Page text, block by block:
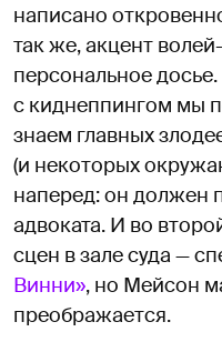
написано
так же, акцент
персональное
с киднеппингом мы
знаем главных
(и некоторых
наперед: он должен
адвоката. И во
сцен в зале суда —
Винни», но Мейсон
преображается.